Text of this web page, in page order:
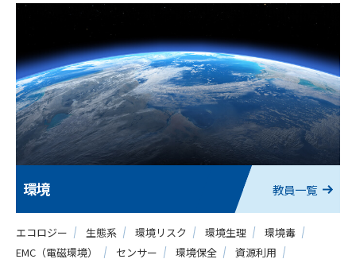
環境 教員一覧
エコロジー 生態系 環境リスク 環境生理
環境毒
EMC（電磁環境）
センサー 環境保全
資源利用